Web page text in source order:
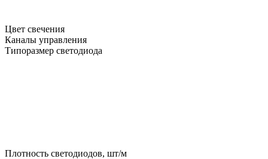
Цвет свечения
Каналы управления
Типоразмер светодиода
Плотность светодиодов, шт/м